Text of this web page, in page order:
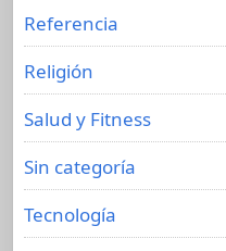
Referencia
Religión
Salud y Fitness
Sin categoría
Tecnología